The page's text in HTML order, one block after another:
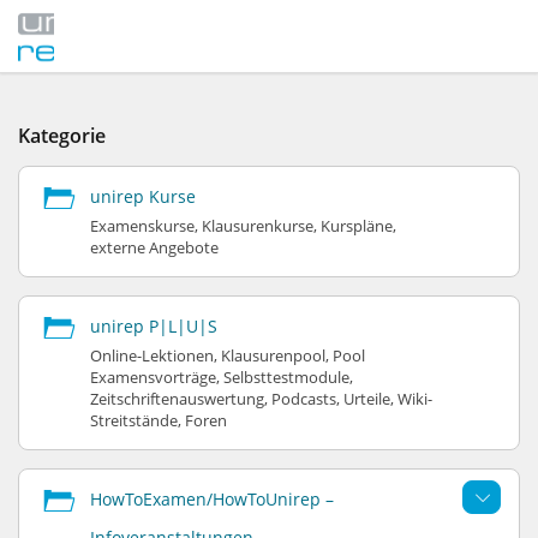
Kategorie
unirep Kurse
Examenskurse, Klausurenkurse, Kurspläne,
externe Angebote
unirep P|L|U|S
Online-Lektionen, Klausurenpool, Pool
Examensvorträge, Selbsttestmodule,
Zeitschriftenauswertung, Podcasts, Urteile, Wiki-
Streitstände, Foren
HowToExamen/HowToUnirep –